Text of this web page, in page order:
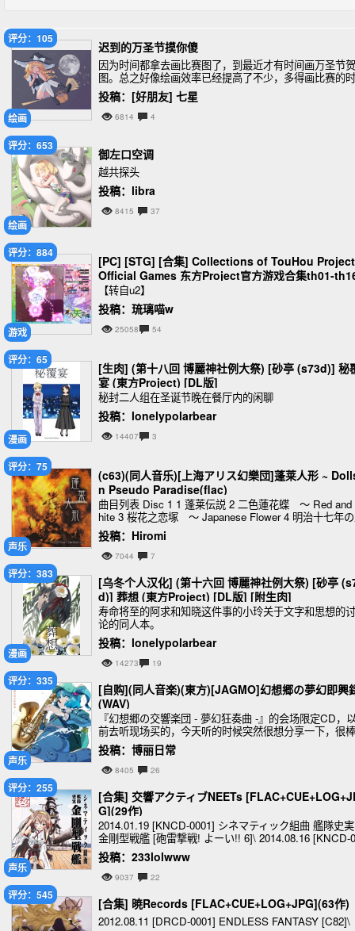
绘画
评分：105
迟到的万圣节摸你傻
因为时间都拿去画比赛图了，到最近才有时间画万圣节贺
图。总之好像绘画效率已经提高了不少，多得画比赛的时
候总结到的一些经验，现在正在尝试一些新的画笔看看怎
用。可恶，东方过时了嘛，怎么同学说已经不是这个时
投稿：[好朋友] 七星
6814 4
绘画
评分：653
御左口空调
越共探头
投稿：libra
8415 37
游戏
评分：884
[PC] [STG] [合集] Collections of TouHou Project
Official Games 东方Project官方游戏合集th01-
【转自u2】
投稿：琉璃喵w
25058 54
漫画
评分：65
[生肉] (第十八回 博麗神社例大祭) [砂亭 (s73d)] 秘
宴 (東方Project) [DL版]
秘封二人组在圣诞节晚在餐厅内的闲聊
投稿：lonelypolarbear
14407 3
声乐
评分：75
(c63)(同人音乐)[上海アリス幻樂団]蓬莱人形 ~
n Pseudo Paradise(flac)
曲目列表 Disc 1 1 蓬莱伝説 2 二色蓮花蝶 ～ Red and
hite 3 桜花之恋塚 ～ Japanese Flower 4 明治十七年
海アリス 5 東方怪奇談 6
投稿：Hiromi
7044 7
漫画
评分：383
[乌冬个人汉化] (第十六回 博麗神社例大祭) [砂亭
d)] 葬想 (東方Project) [DL版] [附生肉]
寿命将至的阿求和知晓这件事的小玲关于文字和思想的讨
论的同人本。
投稿：lonelypolarbear
14273 19
声乐
评分：335
[自购](同人音楽)(東方)[JAGMO]幻想郷の夢幻即興
(WAV)
『幻想郷の交響楽団 - 夢幻狂奏曲 -』的会场限定CD，
前去听现场买的，今天听的时候突然很想分享一下，很棒
的萨克斯。
投稿：博丽日常
8405 26
声乐
评分：255
[合集] 交響アクティブNEETs
G](29作)
2014.01.19 [KNCD-0001] シネマティック組曲 艦隊史実
金剛型戦艦 [砲雷撃戦! よーい!! 6]\ 2014.08.16 [KNCD-
02] 艦隊フィルハーモニー交響楽団 [
投稿：233lolwww
9037 22
评分：545
[合集] 暁Records [FLAC+CUE+LOG+JPG](63作)
2012.08.11 [DRCD-0001] ENDLESS FANTASY [C82]\